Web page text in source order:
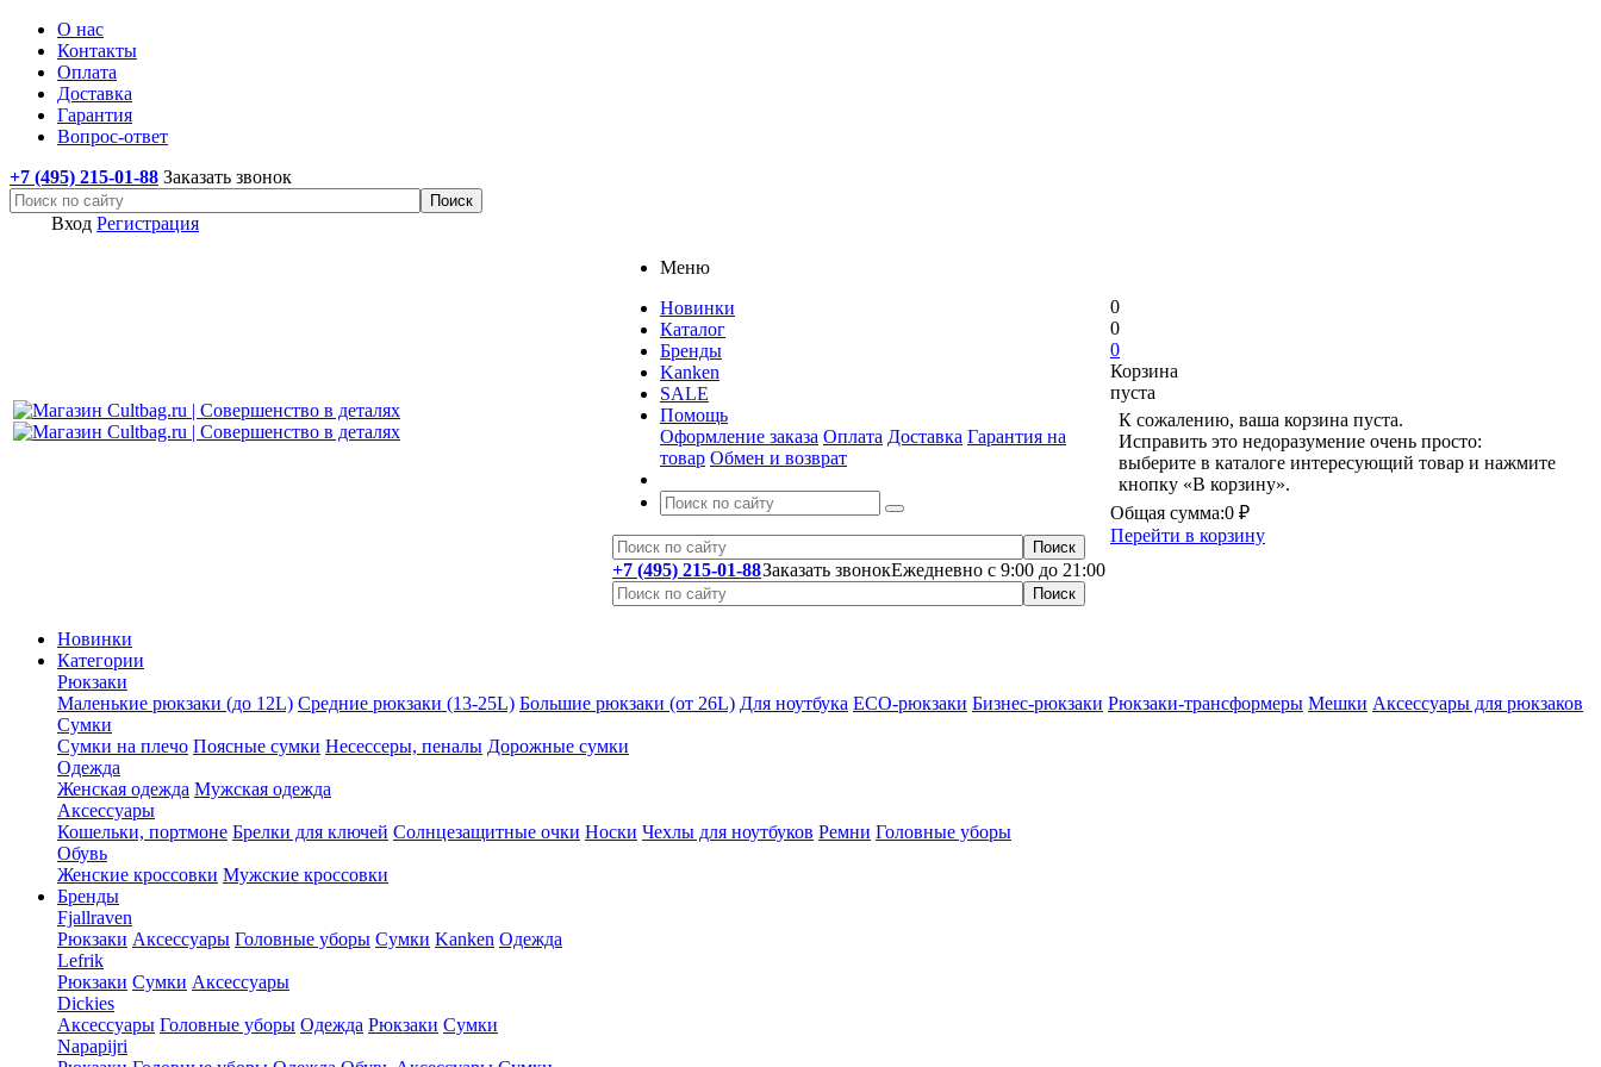
О нас
Контакты
Оплата
Доставка
Гарантия
Вопрос-ответ
+7 (495) 215-01-88 Заказать звонок
Вход Регистрация
Меню
Новинки
Каталог
Бренды
Kanken
SALE
Помощь
Оформление заказа Оплата Доставка Гарантия на
товар Обмен и возврат
Ежедневно с 9:00 до 21:00
+7 (495) 215-01-88Заказать звонок
0
0
0
Корзина
пуста
К сожалению, ваша корзина пуста.
Исправить это недоразумение очень просто:
выберите в каталоге интересующий товар и нажмите
кнопку «В корзину».
Общая сумма:0 ₽
Перейти в корзину
Новинки
Категории
Рюкзаки
Маленькие рюкзаки (до 12L) Средние рюкзаки (13-25L) Большие рюкзаки (от 26L) Для ноутбука ECO-рюкзаки Бизнес-рюкзаки Рюкзаки-трансформеры Мешки Аксессуары для рюкзаков
Сумки
Сумки на плечо Поясные сумки Несессеры, пеналы Дорожные сумки
Одежда
Женская одежда Мужская одежда
Аксессуары
Кошельки, портмоне Брелки для ключей Солнцезащитные очки Носки Чехлы для ноутбуков Ремни Головные уборы
Обувь
Женские кроссовки Мужские кроссовки
Бренды
Fjallraven
Рюкзаки Аксессуары Головные уборы Сумки Kanken Одежда
Lefrik
Рюкзаки Сумки Аксессуары
Dickies
Аксессуары Головные уборы Одежда Рюкзаки Сумки
Napapijri